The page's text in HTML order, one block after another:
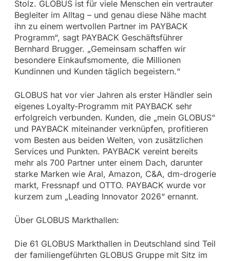
Stolz. GLOBUS ist für viele Menschen ein vertrauter
Begleiter im Alltag – und genau diese Nähe macht
ihn zu einem wertvollen Partner im PAYBACK
Programm“, sagt PAYBACK Geschäftsführer
Bernhard Brugger. „Gemeinsam schaffen wir
besondere Einkaufsmomente, die Millionen
Kundinnen und Kunden täglich begeistern.“
GLOBUS hat vor vier Jahren als erster Händler sein
eigenes Loyalty-Programm mit PAYBACK sehr
erfolgreich verbunden. Kunden, die „mein GLOBUS“
und PAYBACK miteinander verknüpfen, profitieren
vom Besten aus beiden Welten, von zusätzlichen
Services und Punkten. PAYBACK vereint bereits
mehr als 700 Partner unter einem Dach, darunter
starke Marken wie Aral, Amazon, C&A, dm-drogerie
markt, Fressnapf und OTTO. PAYBACK wurde vor
kurzem zum „Leading Innovator 2026“ ernannt.
Über GLOBUS Markthallen:
Die 61 GLOBUS Markthallen in Deutschland sind Teil
der familiengeführten GLOBUS Gruppe mit Sitz im